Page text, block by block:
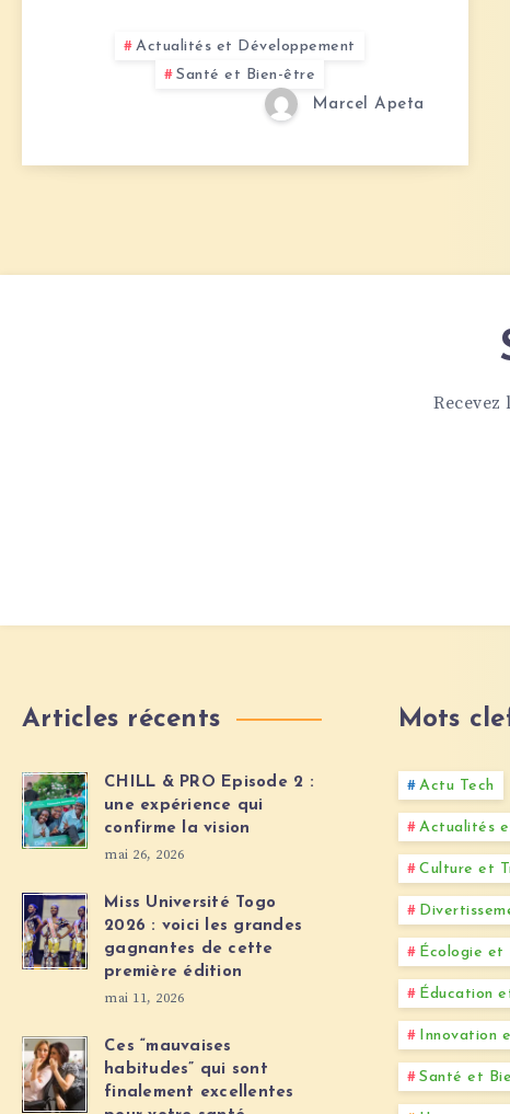
FRAGILE
DES
NOURRISSONS
PRÉMATURÉS
Actualités et Développement
Santé et Bien-être
Marcel Apeta
Articles récents
CHILL & PRO Episode 2 :
une expérience qui
confirme la vision
mai 26, 2026
Miss Université Togo
2026 : voici les grandes
gagnantes de cette
première édition
mai 11, 2026
Ces “mauvaises
habitudes” qui sont
finalement excellentes
Mots
Actu Tech
Actualités
Culture et
Écologie et
Éducation
Innovation
Santé et